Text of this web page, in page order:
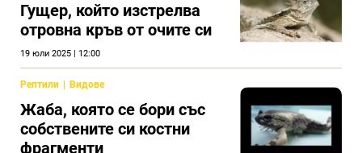
Гущер, който изстрелва
отровна кръв от очите си
19 юли 2025 | 12:00
Рептили Видове
Жаба, която се бори със
собствените си костни
фрагменти